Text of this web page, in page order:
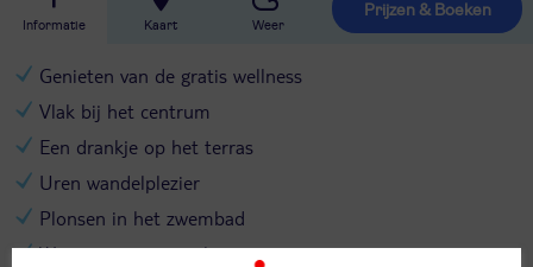
Informatie Kaart Weer
Prijzen & Boeken
Genieten van de gratis wellness
Vlak bij het centrum
Een drankje op het terras
Uren wandelplezier
Plonsen in het zwembad
Wow, wat een uitzicht